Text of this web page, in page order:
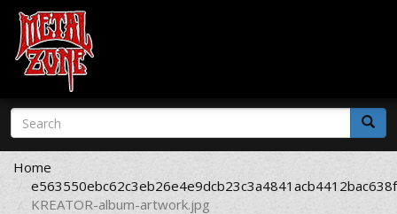
Skip
main
content
Search
form
Search
Home
KREATOR-album-artwork.jpg